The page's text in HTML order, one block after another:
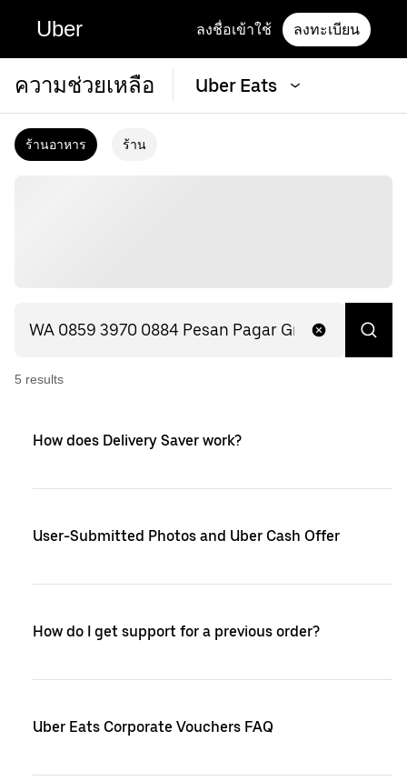
Uber ลงชื่อเข้าใช้ ลงทะเบียน
ความช่วยเหลือ Uber Eats
ร้านอาหาร ร้าน
5 results
How does Delivery Saver work?
User-Submitted Photos and Uber Cash Offer
How do I get support for a previous order?
Uber Eats Corporate Vouchers FAQ